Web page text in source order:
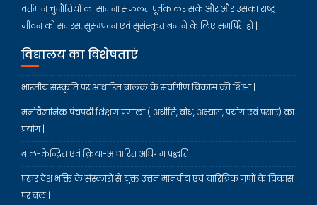
वर्तमान चुनौतियों का सामना सफलतापूर्वक कर सकें और और उसका राष्ट्र
जीवन को समरस, सुसम्पन्न एवं सुसंस्कृत बनाने के लिए समर्पित हो |
विद्यालय का विशेषताएं
भारतीय संस्कृति पर आधारित बालक के सर्वांगीण विकास की शिक्षा |
मनोवैज्ञानिक पंचपदी शिक्षण प्रणाली ( अधीति, बोध, अभ्यास, प्रयोग एवं प्रसार) का
प्रयोग |
बाल-केन्द्रित एवं क्रिया-आधारित अधिगम पद्धति |
प्रखर देश भक्ति के संस्कारों से युक्त उत्तम मानवीय एवं चारित्रिक गुणों के विकास
पर बल |